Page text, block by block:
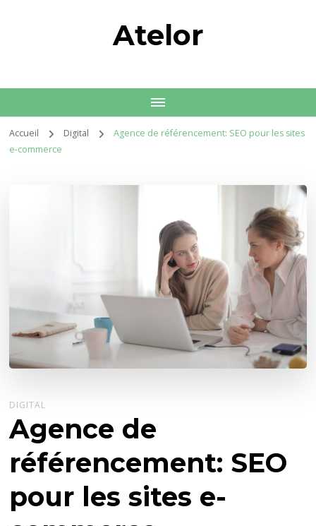
Atelor
Accueil Digital
Agence de référencement: SEO pour les sites
e-commerce
DIGITAL
Agence de
référencement: SEO
pour les sites e-